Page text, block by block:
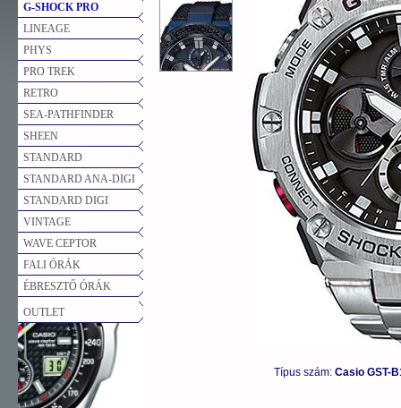
G-SHOCK PRO
LINEAGE
PHYS
PRO TREK
RETRO
SEA-PATHFINDER
SHEEN
STANDARD
STANDARD ANA-DIGI
STANDARD DIGI
VINTAGE
WAVE CEPTOR
FALI ÓRÁK
ÉBRESZTŐ ÓRÁK
OUTLET
Típus szám: Casio GST-